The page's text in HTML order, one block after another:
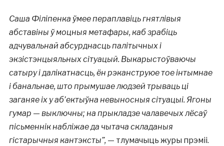
Саша Філіпенка ўмее пераплавіць гнятлівыя
абставіны ў моцныя метафары, каб зрабіць
адчувальнай абсурднасць палітычных і
экзістэнцыяльных сітуацый. Выкарыстоўваючы
сатыру і далікатнасць, ён рэканструюе тое інтымнае
і банальнае, што прымушае людзей трываць ці
заганяе іх у аб’ектыўна невыносныя сітуацыі. Ягоны
гумар — выключны; на прыкладзе чалавечых лёсаў
пісьменнік набліжае да чытача складаныя
гістарычныя кантэксты”,— тлумачыць журы прэміі.